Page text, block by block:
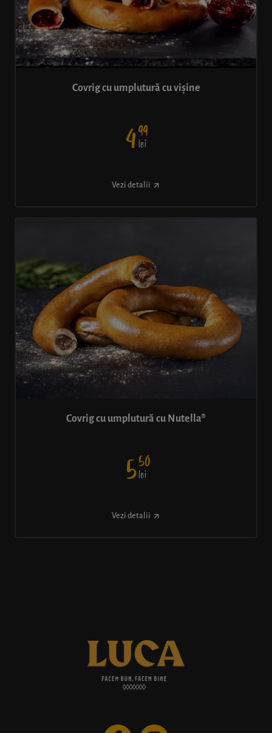
Covrig cu umplutură cu vișine
499
lei
Vezi detalii
Covrig cu umplutură cu Nutella®
550
lei
Vezi detalii